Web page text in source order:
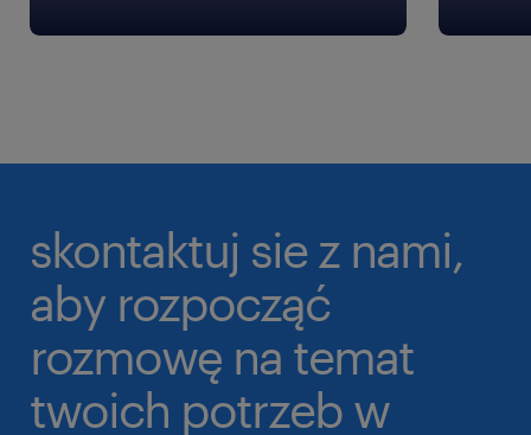
skontaktuj sie z nami,
aby rozpocząć
rozmowę na temat
twoich potrzeb w